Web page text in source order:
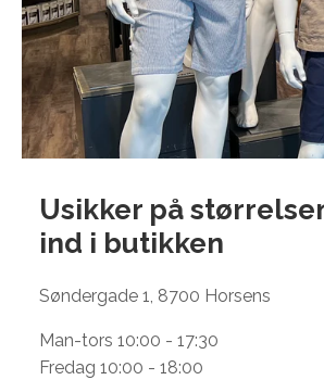
Usikker på
ind i butikken
Søndergade 1, 8700 Horsens
Man-tors 10:00 - 17:30
Fredag 10:00 - 18:00